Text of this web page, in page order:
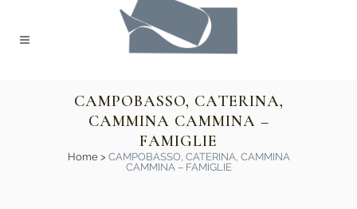
CAMPOBASSO, CATERINA,
CAMMINA CAMMINA –
FAMIGLIE
Home> CAMPOBASSO, CATERINA, CAMMINA
CAMMINA – FAMIGLIE